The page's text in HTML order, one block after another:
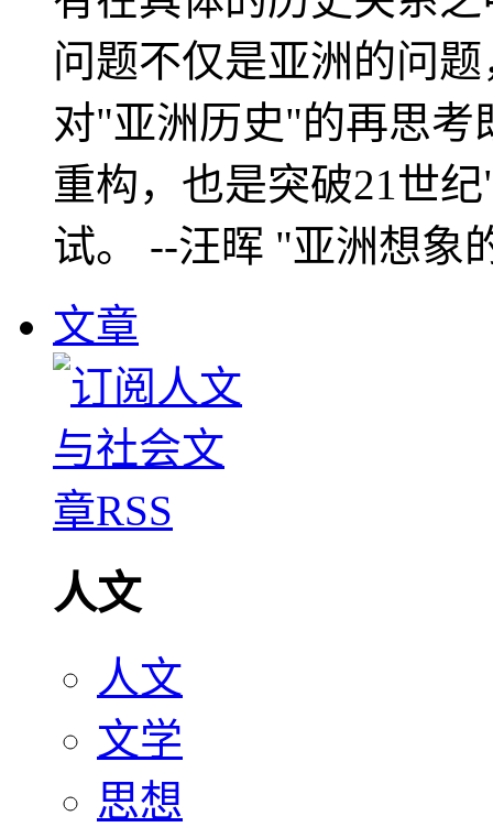
问题不仅是亚洲的问
对"亚洲历史"的再思考
重构，也是突破21世
试。 --汪晖 "亚洲想象
文章
人文
人文
文学
思想